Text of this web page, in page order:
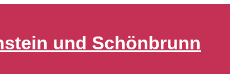
und Schönbrunn